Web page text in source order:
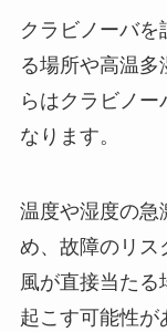
クラビノーバを
る場所や高温
らはクラビノー
なります。
温度や湿度の急
め、故障のリス
風が直接当たる
起こす可能性が